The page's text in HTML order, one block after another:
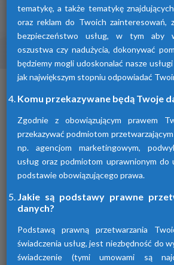
Osuszacze ziębnicze
To inaczej osuszacze
osuszające powietrze
schłodzenie i wykroplenie
Urządzenia te spełniają
oczekiwania klientów.
tematykę, a także tematykę
oraz reklam do Twoich zainteresowań,
bezpieczeństwo usług, w tym aby
oszustwa czy nadużycia, dokonywać
będziemy mogli udoskonalać nasze
jak największym stopniu odpowiadać
Komu przekazywane będą Twoje
Zgodnie z obowiązującym prawem
przekazywać podmiotom
np. agencjom marketingowym,
usług oraz podmiotom uprawnionym do
podstawie obowiązującego prawa.
Jakie są podstawy prawne
danych?
Podstawą prawną przetwarzania
świadczenia usług, jest niezbędność do
świadczenie (tymi umowami są